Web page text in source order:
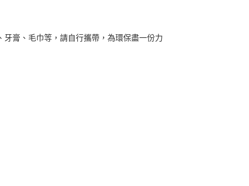
膏、毛巾等，請自行攜帶，為環保盡一份力